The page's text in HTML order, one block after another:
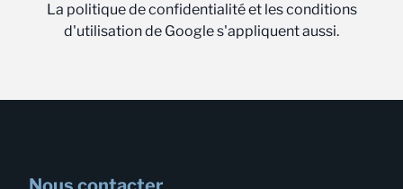
La politique de confidentialité et les conditions
d'utilisation de Google s'appliquent aussi.